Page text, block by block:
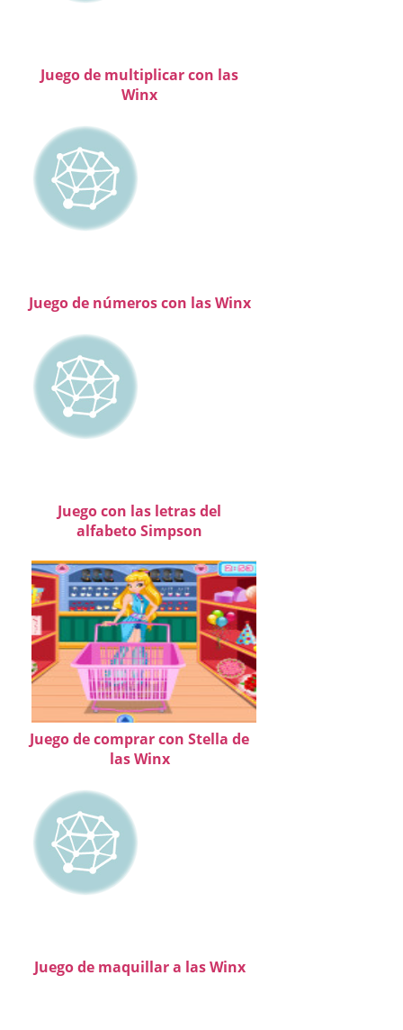
Juego de multiplicar con las
Winx
Juego de números con las Winx
Juego con las letras del
alfabeto Simpson
Juego de comprar con Stella de
las Winx
Juego de maquillar a las Winx